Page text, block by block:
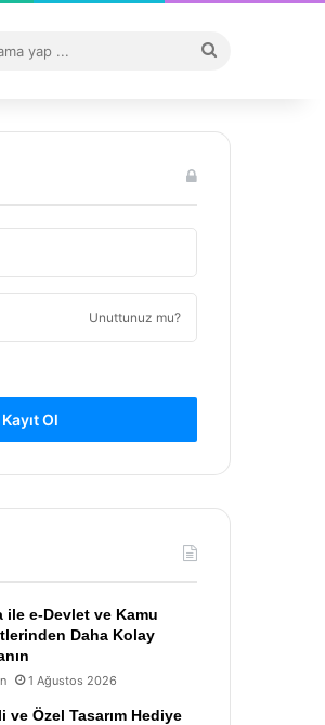
...
Unuttunuz mu?
Kayıt Ol
ile e-Devlet ve Kamu
Daha Kolay
1 Ağustos 2026
ve Özel Tasarım Hediye